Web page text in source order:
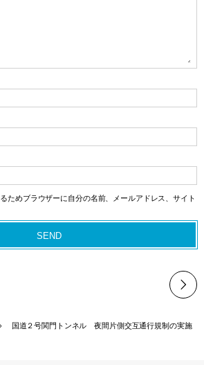
ためブラウザーに自分の名前、メールアドレス、サイト
国道２号関門トンネル 夜間片側交互通行規制の実施